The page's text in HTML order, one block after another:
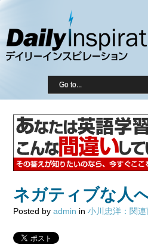
ネガティブな人
Posted by admin in 小川忠洋：関連